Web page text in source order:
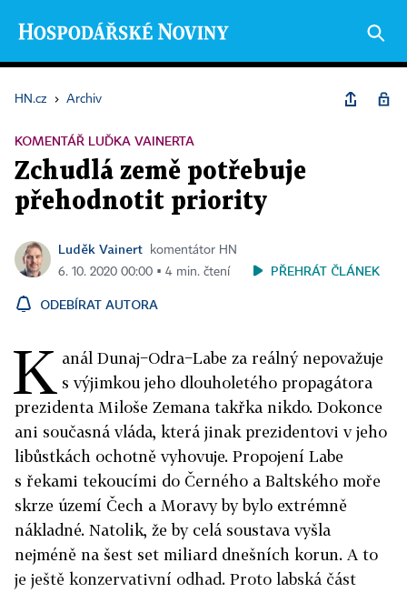
HN.cz › Archiv
KOMENTÁŘ LUĎKA VAINERTA
Zchudlá země potřebuje
přehodnotit priority
Luděk Vainert
komentátor HN
6. 10. 2020 00:00 ▪ 4 min. čtení
PŘEHRÁT ČLÁNEK
ODEBÍRAT AUTORA
K anál Dunaj−Odra−Labe za reálný nepovažuje
s výjimkou jeho dlouholetého propagátora
prezidenta Miloše Zemana takřka nikdo. Dokonce
ani současná vláda, která jinak prezidentovi v jeho
libůstkách ochotně vyhovuje. Propojení Labe
s řekami tekoucími do Černého a Baltského moře
skrze území Čech a Moravy by bylo extrémně
nákladné. Natolik, že by celá soustava vyšla
nejméně na šest set miliard dnešních korun. A to
je ještě konzervativní odhad. Proto labská část